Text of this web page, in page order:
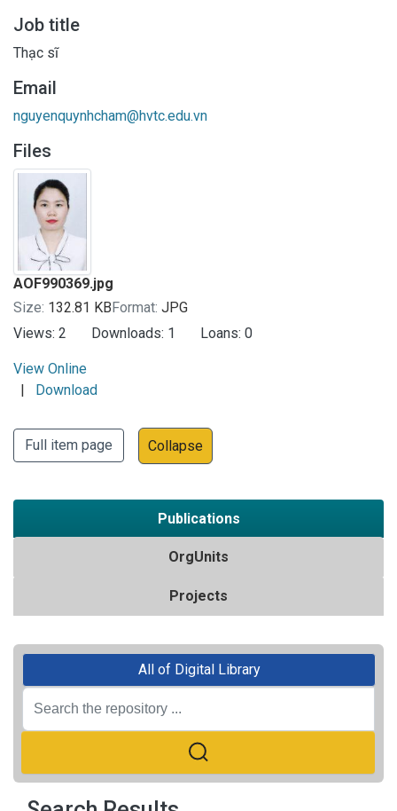
Job title
Thạc sĩ
Email
nguyenquynhcham@hvtc.edu.vn
Files
AOF990369.jpg
Size: 132.81 KBFormat: JPG
Views: 2 Downloads: 1 Loans: 0
View Online
|
Download
Full item page Collapse
Publications
OrgUnits
Projects
All of Digital Library